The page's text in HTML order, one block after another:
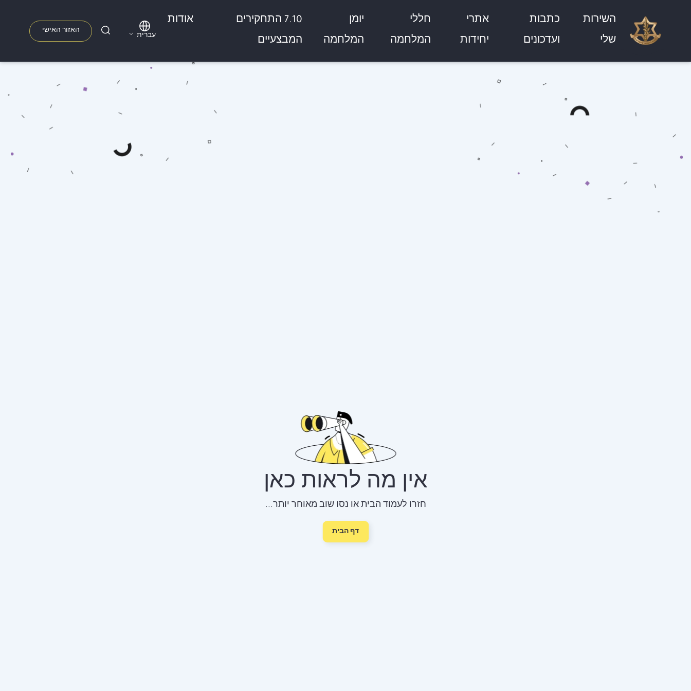
השירות
שלי
כתבות
ועדכונים
אתרי
יחידות
חללי
המלחמה
יומן
המלחמה
7.10 התחקירים
המבצעיים
אודות
עברית
האזור האישי
אין מה לראות כאן
חזרו לעמוד הבית או נסו שוב מאוחר יותר...
דף הבית